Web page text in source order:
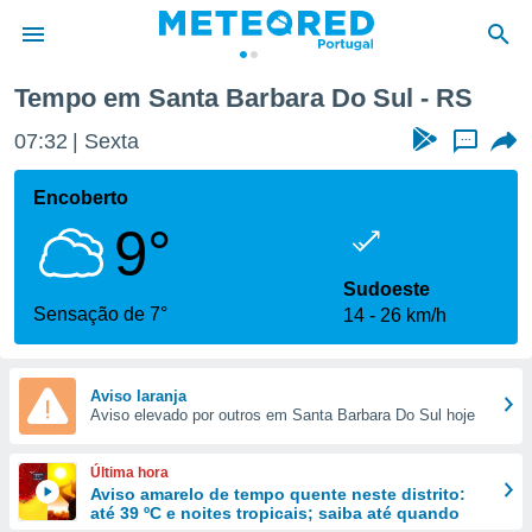
da
foi
fornecidas
a este
das
e
forma
digital
Tempo em Santa Barbara Do Sul - RS
07:32 Sexta ...
Encoberto
9°
Sensação de 7°
Sudoeste
14
26 km/h
Aviso laranja
Aviso elevado por outros em Santa Barbara Do Sul hoje
Última hora
Aviso amarelo de tempo quente neste distrito:
até 39 ºC e noites tropicais; saiba até quando